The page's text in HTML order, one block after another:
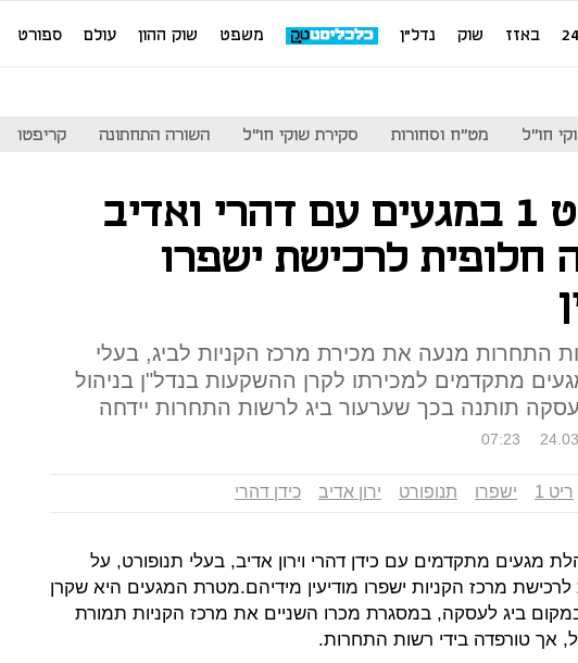
באזז שוק נדל"ן משפט שוק ההון עולם ספורט
חו"ל מט"ח וסחורות סקירת שוקי חו"ל השורה התחתונה קריפטו
קרן ריט 1 במגעים עם דהרי ואדיב
חלופית לרכישת ישפרו
התחרות מנעה את מכירת מרכז הקניות לביג, בעלי
מתקדמים למכירתו לקרן ההשקעות בנדל"ן בניהול
תותנה בכך שערעור ביג לרשות התחרות יידחה
07:23
ריט 1 ישפרו תנופורט ירון אדיב כידן דהרי
1 מנהלת מגעים מתקדמים עם כידן דהרי וירון אדיב, בעלי תנופורט, על
מרכז הקניות ישפרו מודיעין מידיהם.מטרת המגעים היא שקרן
במקום ביג לעסקה, במסגרת מכרו השניים את מרכז הקניות תמורת